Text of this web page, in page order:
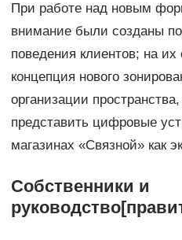
При работе над новым
внимание были созданы
поведения клиентов; на их
концепция нового
организации
представить цифровые
магазинах «Связной» как
Собственники и